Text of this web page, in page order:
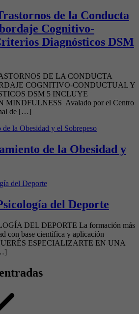
de la Conducta
Cognitivo-
Diagnósticos DSM
DE LA CONDUCTA
COGNITIVO-CONDUCTUAL Y
DSM 5 INCLUYE
MINDFULNESS Avalado por el Centro
de […]
de la Obesidad y
del Deporte
DEL DEPORTE La formación más
con base científica y aplicación
ESPECIALIZARTE EN UNA